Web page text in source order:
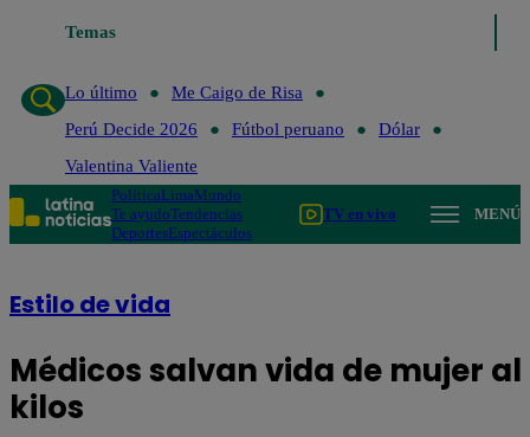
Temas
Lo último
Me Caigo de Risa
Perú Decide 2026
Fútbol peruano
Dólar
Valentina Valiente
PolíticaLimaMundo
Te ayudoTendencias
DeportesEspectáculos
TV en vivo MENÚ
Estilo de vida
Médicos salvan vida de mujer
kilos